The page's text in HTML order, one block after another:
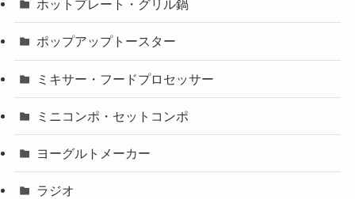
ホットプレート・グリル鍋
ポップアップトースター
ミキサー・フードプロセッサー
ミニコンポ・セットコンポ
ヨーグルトメーカー
ラジオ